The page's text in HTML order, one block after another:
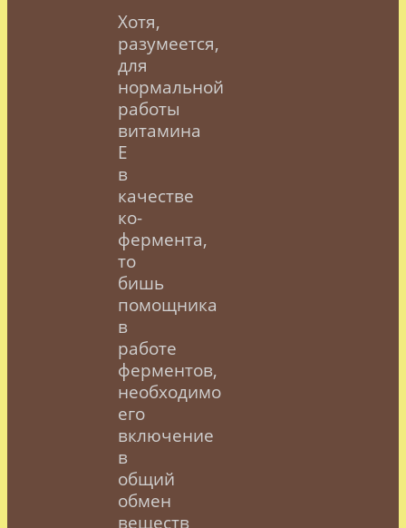
Хотя,
разумеется,
для
нормальной
работы
витамина
Е
в
качестве
ко-
фермента,
то
бишь
помощника
в
работе
ферментов,
необходимо
его
включение
в
общий
обмен
веществ